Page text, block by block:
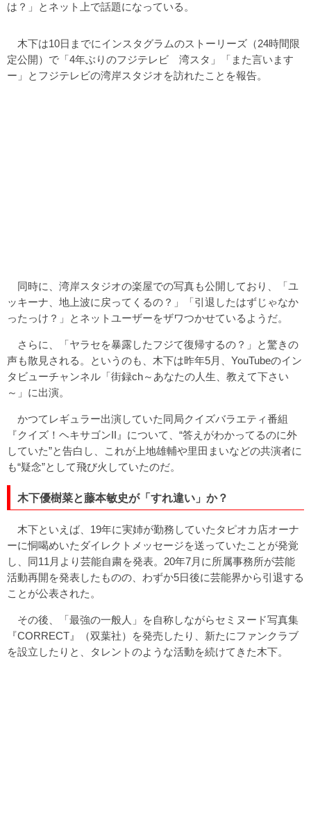
は？」とネット上で話題になっている。
木下は10日までにインスタグラムのストーリーズ（24時間限
定公開）で「4年ぶりのフジテレビ 湾スタ」「また言います
ー」とフジテレビの湾岸スタジオを訪れたことを報告。
同時に、湾岸スタジオの楽屋での写真も公開しており、「ユ
ッキーナ、地上波に戻ってくるの？」「引退したはずじゃなか
ったっけ？」とネットユーザーをザワつかせているようだ。
さらに、「ヤラセを暴露したフジて復帰するの？」と驚きの
声も散見される。というのも、木下は昨年5月、YouTubeのイン
タビューチャンネル「街録ch～あなたの人生、教えて下さい
～」に出演。
かつてレギュラー出演していた同局クイズバラエティ番組
『クイズ！ヘキサゴンII』について、“答えがわかってるのに外
していた”と告白し、これが上地雄輔や里田まいなどの共演者に
も“疑念”として飛び火していたのだ。
木下優樹菜と藤本敏史が「すれ違い」か？
木下といえば、19年に実姉が勤務していたタピオカ店オーナ
ーに恫喝めいたダイレクトメッセージを送っていたことが発覚
し、同11月より芸能自粛を発表。20年7月に所属事務所が芸能
活動再開を発表したものの、わずか5日後に芸能界から引退する
ことが公表された。
その後、「最強の一般人」を自称しながらセミヌード写真集
『CORRECT』（双葉社）を発売したり、新たにファンクラブ
を設立したりと、タレントのような活動を続けてきた木下。